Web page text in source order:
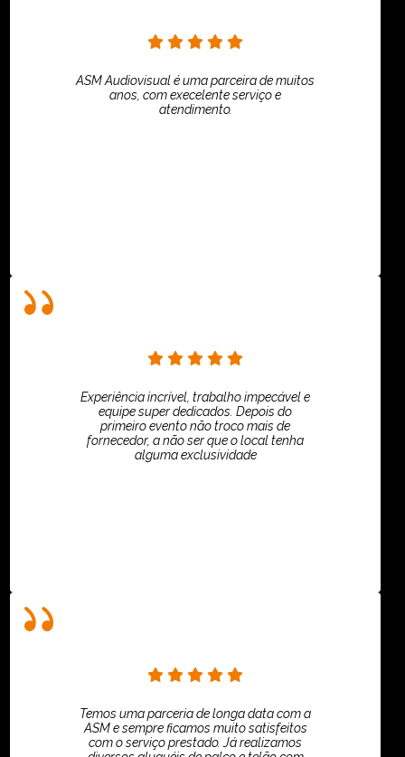
ASM Audiovisual é uma parceira de muitos
anos, com execelente serviço e
atendimento.
Experiência incrível, trabalho impecável e
equipe super dedicados. Depois do
primeiro evento não troco mais de
fornecedor, a não ser que o local tenha
alguma exclusividade
Temos uma parceria de longa data com a
ASM e sempre ficamos muito satisfeitos
com o serviço prestado. Já realizamos